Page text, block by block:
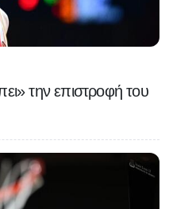
την επιστροφή του